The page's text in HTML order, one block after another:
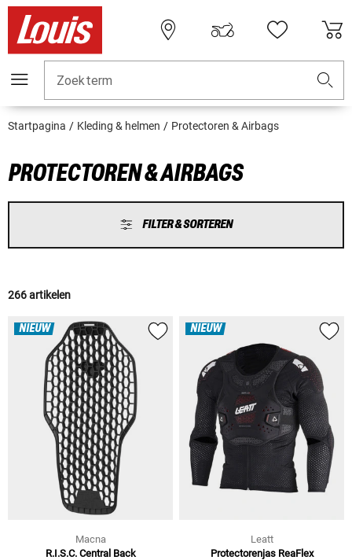
Zoekterm
Startpagina Kleding & helmen Protectoren & Airbags
PROTECTOREN & AIRBAGS
FILTER & SORTEREN
266 artikelen
NIEUW
Macna
R.I.S.C. Central Back
NIEUW
Leatt
Protectorenjas ReaFlex